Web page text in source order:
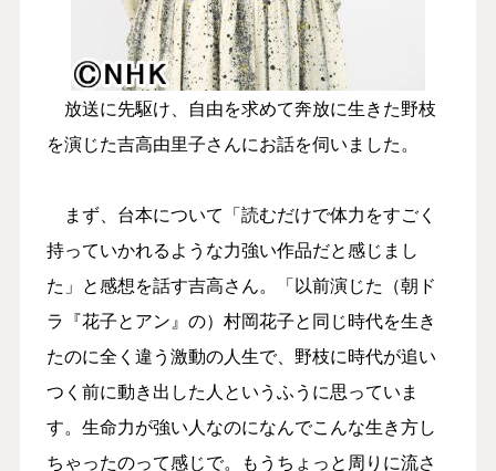
放送に先駆け、自由を求めて奔放に生きた野枝
を演じた吉高由里子さんにお話を伺いました。
まず、台本について「読むだけで体力をすごく
持っていかれるような力強い作品だと感じまし
た」と感想を話す吉高さん。「以前演じた（朝ド
ラ『花子とアン』の）村岡花子と同じ時代を生き
たのに全く違う激動の人生で、野枝に時代が追い
つく前に動き出した人というふうに思っていま
す。生命力が強い人なのになんでこんな生き方し
ちゃったのって感じで。もうちょっと周りに流さ